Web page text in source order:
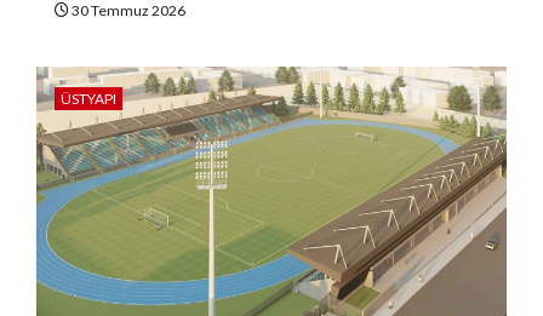
30 Temmuz 2026
ÜSTYAPI